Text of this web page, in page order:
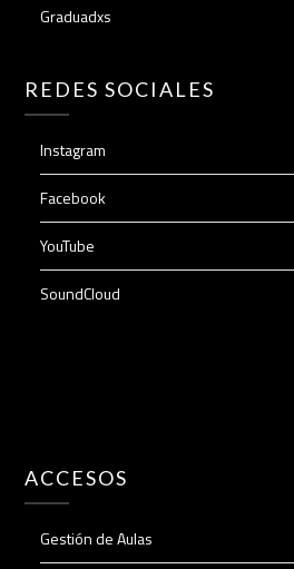
Graduadxs
REDES SOCIALES
Instagram
Facebook
YouTube
SoundCloud
ACCESOS
Gestión de Aulas